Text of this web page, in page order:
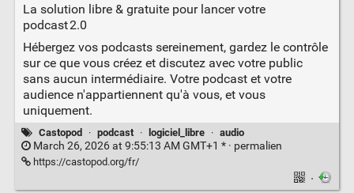
La solution libre & gratuite pour lancer votre
podcast 2.0
Hébergez vos podcasts sereinement, gardez le contrôle
sur ce que vous créez et discutez avec votre public
sans aucun intermédiaire. Votre podcast et votre
audience n'appartiennent qu'à vous, et vous
uniquement.
Castopod · podcast · logiciel_libre · audio
March 26, 2026 at 9:55:13 AM GMT+1 * · permalien
https://castopod.org/fr/
·